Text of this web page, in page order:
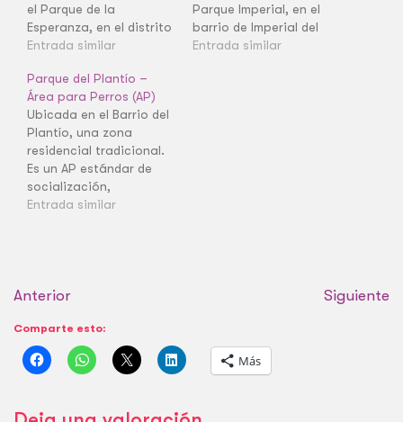
el Parque de la
Esperanza, en el distrito
de Moratalaz. Es un
ofrece una zona
específica para el
esparcimiento canino
en el barrio de Horcajo.
Como AP, es esencial
para la suelta breve y
las necesidades…
Entrada similar
Parque Imperial, en el
barrio de Imperial del
distrito de Arganzuela.
Entrada similar
Parque del Plantío –
Área para Perros (AP)
Ubicada en el Barrio del
Plantío, una zona
residencial tradicional.
Es un AP estándar de
socialización,
completamente vallada
socialización diaria de
ofreciendo un lugar
seguro donde soltarlos.
Entrada similar
Anterior Siguiente
Comparte esto:
Más